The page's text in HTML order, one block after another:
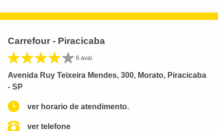
Carrefour - Piracicaba
6 aval.
Avenida Ruy Teixeira Mendes, 300, Morato, Piracicaba
- SP
ver horario de atendimento.
ver telefone